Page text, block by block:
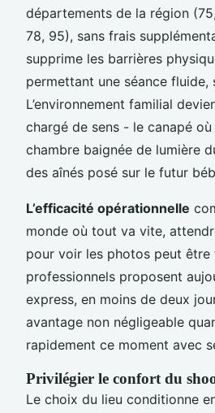
départements de la région
78, 95), sans frais
supprime les barrières
permettant une séance fluide,
L’environnement familial
chargé de sens - le canapé où
chambre baignée de lumière
des aînés posé sur le futur
L’efficacité opérationnelle
monde où tout va vite,
pour voir les photos peut
professionnels proposent
express, en moins de deux
avantage non négligeable
rapidement ce moment avec
Privilégier le confort du
Le choix du lieu conditionne